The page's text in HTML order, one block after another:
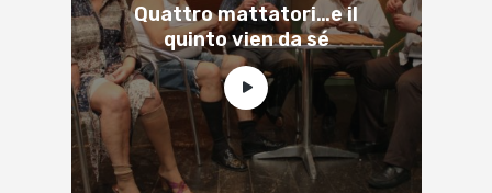
Quattro mattatori…e il
quinto vien da sé